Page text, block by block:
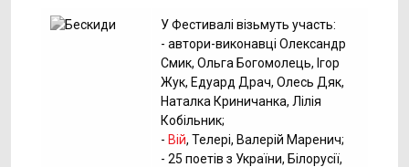
У Фестивалі візьмуть участь:
- автори-виконавці Олександр
Смик, Ольга Богомолець, Ігор
Жук, Едуард Драч, Олесь Дяк,
Наталка Криничанка, Лілія
Кобільник;
- Вій, Телері, Валерій Маренич;
- 25 поетів з України, Білорусії,